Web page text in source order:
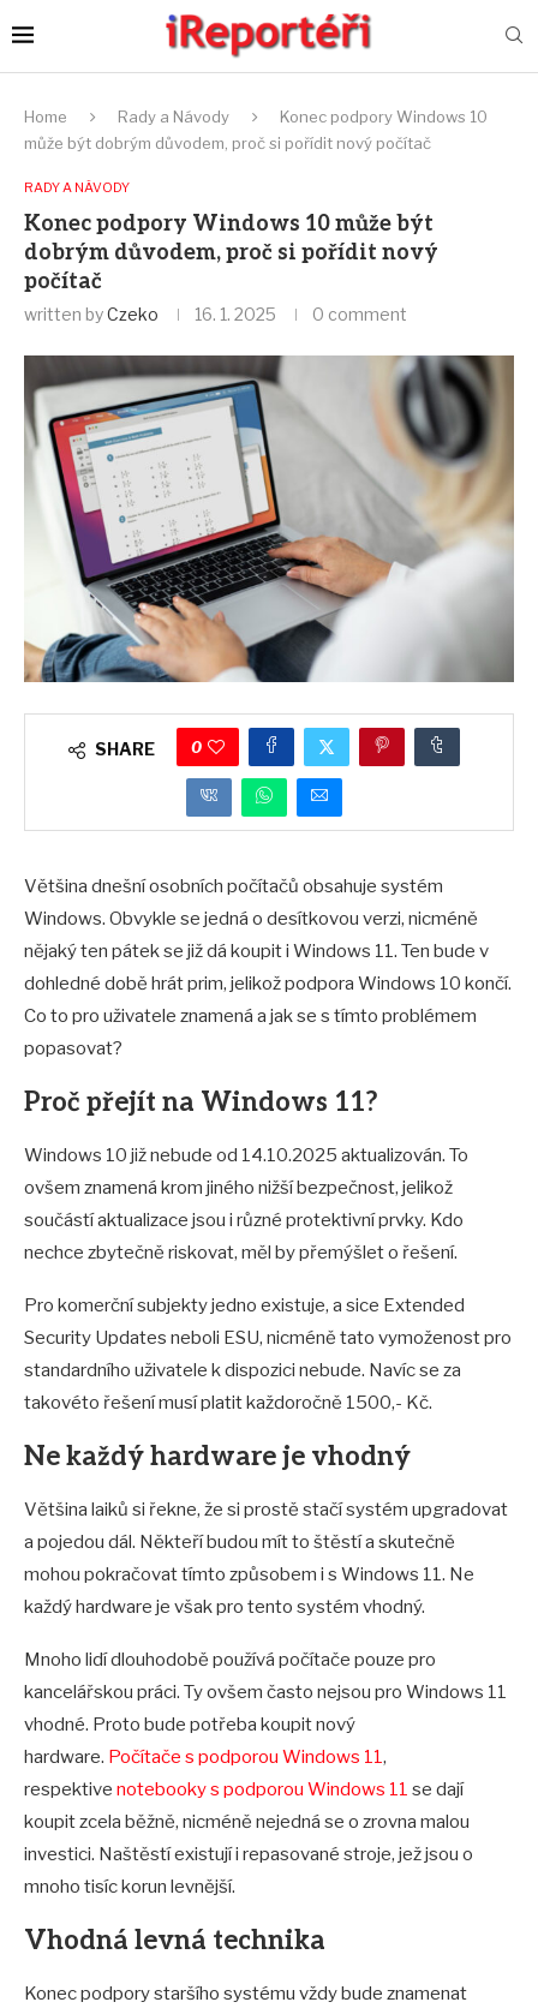
Home Rady a Návody
Konec podpory Windows 10
může být dobrým důvodem, proč si pořídit nový počítač
RADY A NÁVODY
Konec podpory Windows 10 může být
dobrým důvodem, proč si pořídit nový
počítač
written byCzeko 16. 1. 2025 0 comment
SHARE 0
Většina dnešní osobních počítačů obsahuje systém
Windows. Obvykle se jedná o desítkovou verzi, nicméně
nějaký ten pátek se již dá koupit i Windows 11. Ten bude v
dohledné době hrát prim, jelikož podpora Windows 10 končí.
Co to pro uživatele znamená a jak se s tímto problémem
popasovat?
Proč přejít na Windows 11?
Windows 10 již nebude od 14.10.2025 aktualizován. To
ovšem znamená krom jiného nižší bezpečnost, jelikož
součástí aktualizace jsou i různé protektivní prvky. Kdo
nechce zbytečně riskovat, měl by přemýšlet o řešení.
Pro komerční subjekty jedno existuje, a sice Extended
Security Updates neboli ESU, nicméně tato vymoženost pro
standardního uživatele k dispozici nebude. Navíc se za
takovéto řešení musí platit každoročně 1500,- Kč.
Ne každý hardware je vhodný
Většina laiků si řekne, že si prostě stačí systém upgradovat
a pojedou dál. Někteří budou mít to štěstí a skutečně
mohou pokračovat tímto způsobem i s Windows 11. Ne
každý hardware je však pro tento systém vhodný.
Mnoho lidí dlouhodobě používá počítače pouze pro
kancelářskou práci. Ty ovšem často nejsou pro Windows 11
vhodné. Proto bude potřeba koupit nový
hardware. Počítače s podporou Windows 11,
respektive notebooky s podporou Windows 11 se dají
koupit zcela běžně, nicméně nejedná se o zrovna malou
investici. Naštěstí existují i repasované stroje, jež jsou o
mnoho tisíc korun levnější.
Vhodná levná technika
Konec podpory staršího systému vždy bude znamenat